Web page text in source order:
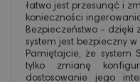
łatwo jest przesunąć i
konieczności
Bezpieczeństwo - dzięki
system jest bezpieczny w
Pamiętajcie, że system
tylko zmianę
dostosowanie jego